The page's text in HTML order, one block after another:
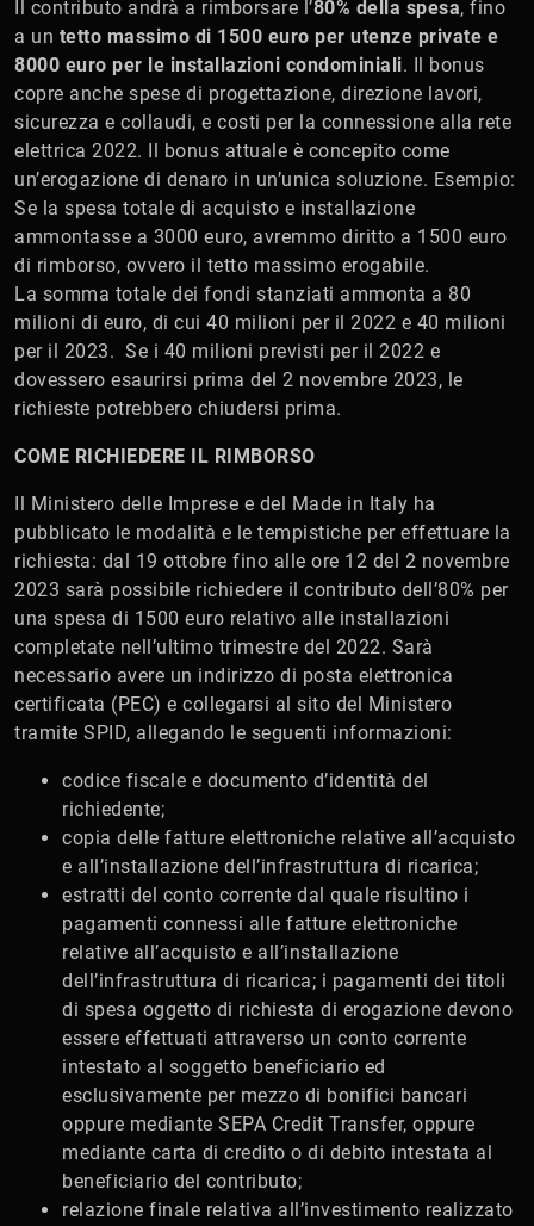
Il contributo andrà a rimborsare l’80% della spesa, fino
a un tetto massimo di 1500 euro per utenze private e
8000 euro per le installazioni condominiali. Il bonus
copre anche spese di progettazione, direzione lavori,
sicurezza e collaudi, e costi per la connessione alla rete
elettrica 2022. Il bonus attuale è concepito come
un’erogazione di denaro in un’unica soluzione. Esempio:
Se la spesa totale di acquisto e installazione
ammontasse a 3000 euro, avremmo diritto a 1500 euro
di rimborso, ovvero il tetto massimo erogabile.
La somma totale dei fondi stanziati ammonta a 80
milioni di euro, di cui 40 milioni per il 2022 e 40 milioni
per il 2023. Se i 40 milioni previsti per il 2022 e
dovessero esaurirsi prima del 2 novembre 2023, le
richieste potrebbero chiudersi prima.
COME RICHIEDERE IL RIMBORSO
Il Ministero delle Imprese e del Made in Italy ha
pubblicato le modalità e le tempistiche per effettuare la
richiesta: dal 19 ottobre fino alle ore 12 del 2 novembre
2023 sarà possibile richiedere il contributo dell’80% per
una spesa di 1500 euro relativo alle installazioni
completate nell’ultimo trimestre del 2022. Sarà
necessario avere un indirizzo di posta elettronica
certificata (PEC) e collegarsi al sito del Ministero
tramite SPID, allegando le seguenti informazioni:
codice fiscale e documento d’identità del
richiedente;
copia delle fatture elettroniche relative all’acquisto
e all’installazione dell’infrastruttura di ricarica;
estratti del conto corrente dal quale risultino i
pagamenti connessi alle fatture elettroniche
relative all’acquisto e all’installazione
dell’infrastruttura di ricarica; i pagamenti dei titoli
di spesa oggetto di richiesta di erogazione devono
essere effettuati attraverso un conto corrente
intestato al soggetto beneficiario ed
esclusivamente per mezzo di bonifici bancari
oppure mediante SEPA Credit Transfer, oppure
mediante carta di credito o di debito intestata al
beneficiario del contributo;
relazione finale relativa all’investimento realizzato